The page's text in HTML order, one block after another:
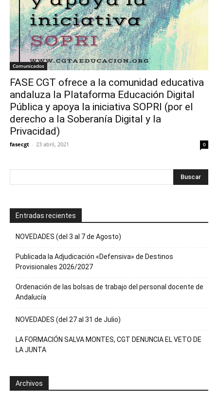
Comunicados
FASE CGT ofrece a la comunidad educativa
andaluza la Plataforma Educación Digital
Pública y apoya la iniciativa SOPRI (por el
derecho a la Soberanía Digital y la
Privacidad)
fasecgt - 23 abril, 2021 0
Entradas recientes
NOVEDADES (del 3 al 7 de Agosto)
Publicada la Adjudicación «Defensiva» de Destinos
Provisionales 2026/2027
Ordenación de las bolsas de trabajo del personal docente de
Andalucía
NOVEDADES (del 27 al 31 de Julio)
LA FORMACIÓN SALVA MONTES, CGT DENUNCIA EL VETO DE
LA JUNTA
Archivos